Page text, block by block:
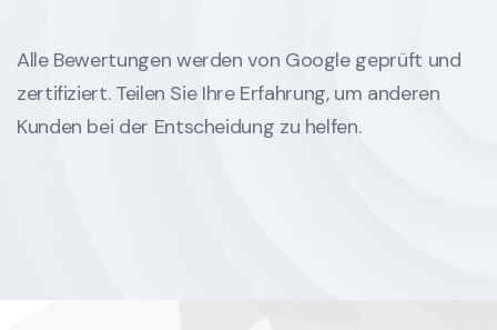
Alle Bewertungen werden von Google geprüft und
zertifiziert. Teilen Sie Ihre Erfahrung, um anderen
Kunden bei der Entscheidung zu helfen.